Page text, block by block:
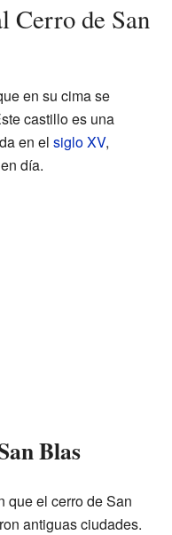
Cerro de San
en su cima se
castillo es una
en el siglo XV,
día.
Blas
que el cerro de San
antiguas ciudades.